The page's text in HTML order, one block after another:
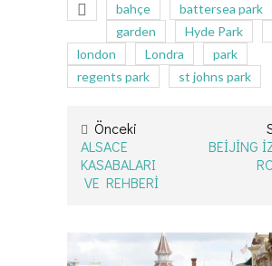
bahçe
battersea park
garden
Hyde Park
london
Londra
park
regents park
st johns park
Önceki
ALSACE
KASABALARI
VE REHBERİ
BEİJİNG